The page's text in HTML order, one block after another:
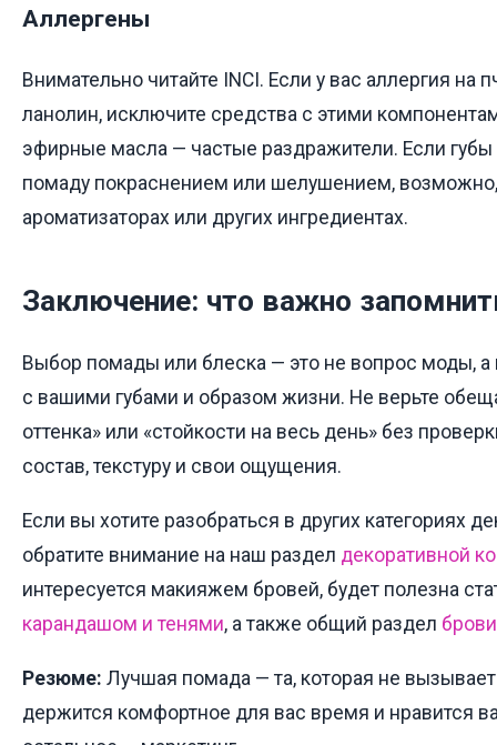
Аллергены
Внимательно читайте INCI. Если у вас аллергия на
ланолин, исключите средства с этими
эфирные масла — частые раздражители. Если губы
помаду покраснением или шелушением,
ароматизаторах или других ингредиентах.
Заключение: что важно
Выбор помады или блеска — это не вопрос моды,
с вашими губами и образом жизни. Не верьте
оттенка» или «стойкости на весь день» без
состав, текстуру и свои ощущения.
Если вы хотите разобраться в других категориях
обратите внимание на наш раздел декоративной
интересуется макияжем бровей, будет полезна
карандашом и тенями, а также общий раздел брови
Резюме: Лучшая помада — та, которая не
держится комфортное для вас время и нравится